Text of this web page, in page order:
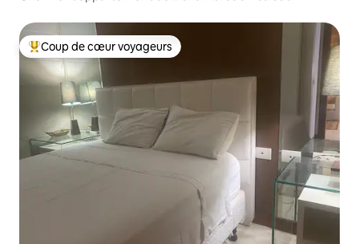
Coups de cœur voyageurs les plus appréciés
Coup de cœur voyageurs